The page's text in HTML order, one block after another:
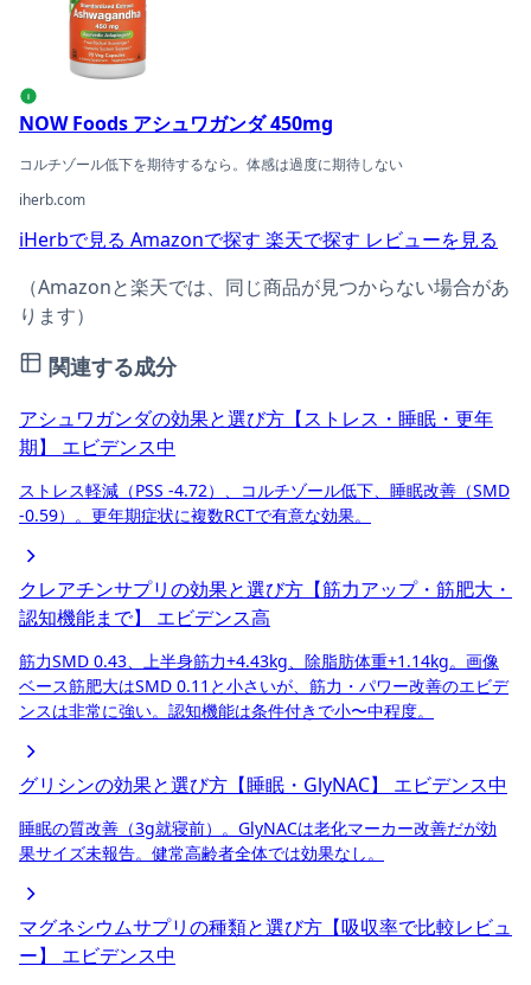
i
NOW Foods アシュワガンダ 450mg
コルチゾール低下を期待するなら。体感は過度に期待しない
iherb.com
iHerbで見る Amazonで探す 楽天で探す レビューを見る
（Amazonと楽天では、同じ商品が見つからない場合があ
ります）
関連する成分
アシュワガンダの効果と選び方【ストレス・睡眠・更年
期】
エビデンス中
ストレス軽減（PSS -4.72）、コルチゾール低下、睡眠改善（SMD
-0.59）。更年期症状に複数RCTで有意な効果。
クレアチンサプリの効果と選び方【筋力アップ・筋肥大・
認知機能まで】
エビデンス高
筋力SMD 0.43、上半身筋力+4.43kg、除脂肪体重+1.14kg。画像
ベース筋肥大はSMD 0.11と小さいが、筋力・パワー改善のエビデ
ンスは非常に強い。認知機能は条件付きで小〜中程度。
グリシンの効果と選び方【睡眠・GlyNAC】 エビデンス中
睡眠の質改善（3g就寝前）。GlyNACは老化マーカー改善だが効
果サイズ未報告。健常高齢者全体では効果なし。
マグネシウムサプリの種類と選び方【吸収率で比較レビュ
ー】
エビデンス中